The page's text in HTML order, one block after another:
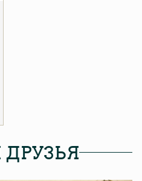
цена
577 000₽.